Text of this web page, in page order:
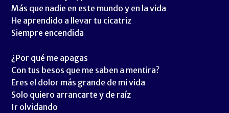
Más que nadie en este mundo y en la vida
He aprendido a llevar tu cicatriz
Siempre encendida
¿Por qué me apagas
Con tus besos que me saben a mentira?
Eres el dolor más grande de mi vida
Solo quiero arrancarte y de raíz
Ir olvidando